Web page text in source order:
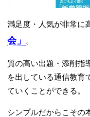
満足度・人気が非常に
会」
。
質の高い出題・添削指
を出している通信教育
ていくことができる。
シンプルだからこその